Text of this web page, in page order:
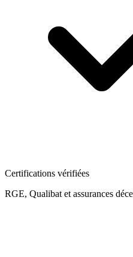
Certifications vérifiées
RGE, Qualibat et assurances